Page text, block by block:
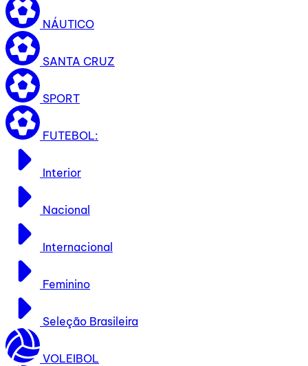
NÁUTICO
SANTA CRUZ
SPORT
FUTEBOL:
Interior
Nacional
Internacional
Feminino
Seleção Brasileira
VOLEIBOL